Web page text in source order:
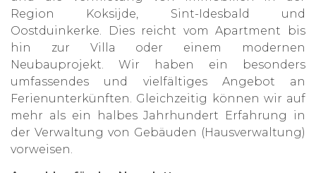
Region Koksijde, Sint-Idesbald und
Oostduinkerke. Dies reicht vom Apartment bis
hin zur Villa oder einem modernen
Neubauprojekt. Wir haben ein besonders
umfassendes und vielfältiges Angebot an
Ferienunterkünften. Gleichzeitig können wir auf
mehr als ein halbes Jahrhundert Erfahrung in
der Verwaltung von Gebäuden (Hausverwaltung)
vorweisen.